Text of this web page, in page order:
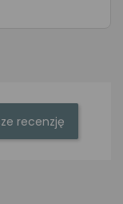
recenzję